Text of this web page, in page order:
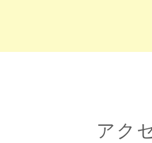
アク